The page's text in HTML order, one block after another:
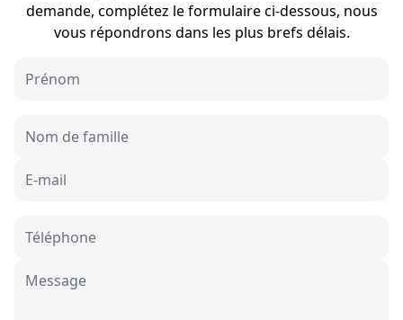
demande, complétez le formulaire ci-dessous, nous
vous répondrons dans les plus brefs délais.